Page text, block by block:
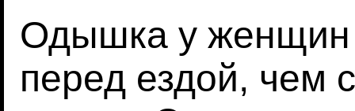
Одышка у
перед ездой, чем